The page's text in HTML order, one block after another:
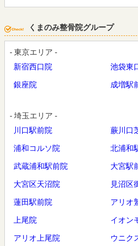
くまのみ整骨院グループ
- 東京エリア -
新宿西口院
池袋東
銀座院 成増駅
- 埼玉エリア -
川口駅前院
蕨川口
浦和コルソ院 北浦和
武蔵浦和駅前院 大宮駅
大宮区天沼院 見沼区
蓮田駅前院 アリオ
上尾院 イオン
アリオ上尾院 ウニク